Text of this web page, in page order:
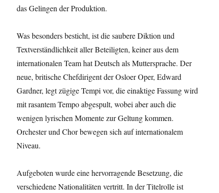
das Gelingen der Produktion.
Was besonders besticht, ist die saubere Diktion und
Textverständlichkeit aller Beteiligten, keiner aus dem
internationalen Team hat Deutsch als Muttersprache. Der
neue, britische Chefdirigent der Osloer Oper, Edward
Gardner, legt zügige Tempi vor, die einaktige Fassung wird
mit rasantem Tempo abgespult, wobei aber auch die
wenigen lyrischen Momente zur Geltung kommen.
Orchester und Chor bewegen sich auf internationalem
Niveau.
Aufgeboten wurde eine hervorragende Besetzung, die
verschiedene Nationalitäten vertritt. In der Titelrolle ist